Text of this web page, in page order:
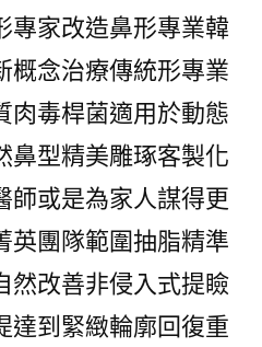
專家改造鼻形專業韓
概念治療傳統形專業
肉毒桿菌適用於動態
鼻型精美雕琢客製化
師或是為家人謀得更
英團隊範圍抽脂精準
然改善非侵入式提瞼
達到緊緻輪廓回復重